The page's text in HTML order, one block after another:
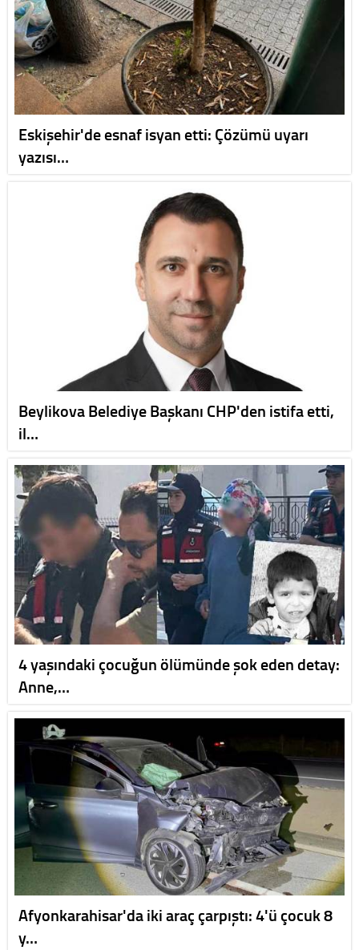
Eskişehir'de esnaf isyan etti: Çözümü uyarı
yazısı…
Beylikova Belediye Başkanı CHP'den istifa etti,
il…
4 yaşındaki çocuğun ölümünde şok eden detay:
Anne,…
Afyonkarahisar'da iki araç çarpıştı: 4'ü çocuk 8
y…